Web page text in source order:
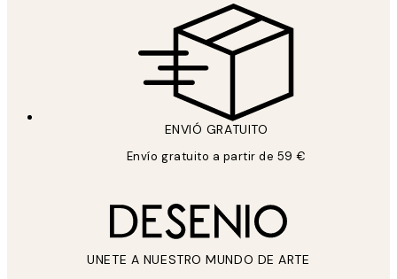
ENVIÓ GRATUITO
Envío gratuito a partir de 59 €
UNETE A NUESTRO MUNDO DE ARTE